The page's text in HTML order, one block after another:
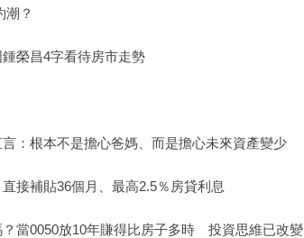
潮？
榮昌4字看待房市走勢
：根本不是擔心爸媽、而是擔心未來資產變少
接補貼36個月、最高2.5％房貸利息
當0050放10年賺得比房子多時 投資思維已改變